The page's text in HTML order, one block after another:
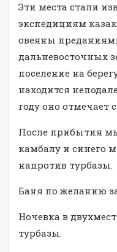
Эти места стали
экспедициям
овеяны
дальневосточных
поселение на
находится
году оно отмечает
После прибытия
камбалу и синего
напротив турбазы.
Баня по желанию
Ночевка в
турбазы.